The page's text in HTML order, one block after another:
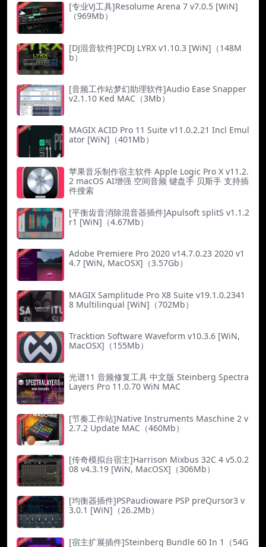
[专业VJ工具]Resolume Arena 7 v7.0.5 [WiN]
（969Mb）
[DJ混音软件]PCDJ LYRX v1.10.3 [WiN]（148M
b）
[音频工作站梦幻助理软件]Audio Ease Snapper
v2.1.10 Ked MAC（3Mb）
MAGIX ACID Pro 11 Suite v11.0.2.21 Incl Emul
ator [WiN]（401Mb）
苹果音乐制作宿主软件 Apple Logic Pro X v11.2.
2 macOS AI增强 空间音频 键盘手 贝斯手 支持插
件搜索
[平衡齿音消除混音器插件]Apulsoft splitS v1.1.2
r1 [WiN]（4.67Mb）
Adobe Premiere Pro 2020 v14.7.0.23 2020 v1
4.7 [WiN, MacOSX]（3.57Gb）
MAGIX Samplitude Pro X8 Suite v19.1.0.2341
8 Multilingual [WiN]（702Mb）
Tracktion Software Waveform v10.3.6 [WiN,
MacOSX]（155Mb）
光谱11 音频修复工具 中文版 Steinberg Spectra
Layers Pro 11.0.70 WiN MAC
[节奏工作站]Native Instruments Maschine 2 v
2.7.2 Update MAC（460Mb）
[传奇模拟台宿主]Harrison Mixbus 32C 4 v5.0.2
08 v4.3.19 [WiN, MacOSX]（306Mb）
[均衡器插件]PSPaudioware PSP preQursor3 v
3.0.1 [WiN]（26.2Mb）
[宿主扩展插件]Steinberg Bundle 60 In 1（54G